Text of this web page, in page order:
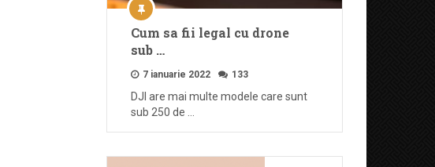
Cum sa fii legal cu drone
sub …
7 ianuarie 2022 133
DJI are mai multe modele care sunt
sub 250 de …